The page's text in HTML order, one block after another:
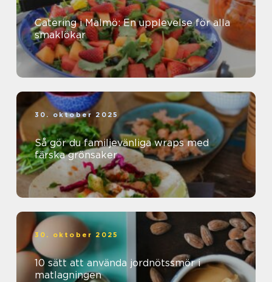
Catering i Malmö: En upplevelse för alla
smaklökar
30. oktober 2025
Så gör du familjevänliga wraps med
färska grönsaker
30. oktober 2025
10 sätt att använda jordnötssmör i
matlagningen